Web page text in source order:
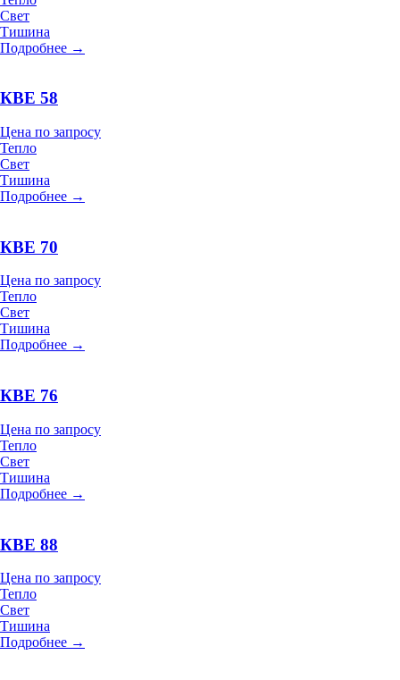
Свет
Тишина
Подробнее →
КВЕ 58
Цена по запросу
Тепло
Свет
Тишина
Подробнее →
КВЕ 70
Цена по запросу
Тепло
Свет
Тишина
Подробнее →
КВЕ 76
Цена по запросу
Тепло
Свет
Тишина
Подробнее →
КВЕ 88
Цена по запросу
Тепло
Свет
Тишина
Подробнее →